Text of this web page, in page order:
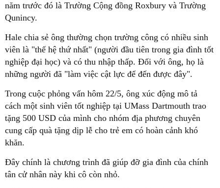
năm trước đó là Trường Cộng đồng Roxbury và Trường
Qunincy.
Hale chia sẻ ông thường chọn trường công có nhiều sinh
viên là "thế hệ thứ nhất" (người đầu tiên trong gia đình tốt
nghiệp đại học) và có thu nhập thấp. Đối với ông, họ là
những người đã "làm việc cật lực để đến được đây".
Trong cuộc phỏng vấn hôm 22/5, ông xúc động mô tả
cách một sinh viên tốt nghiệp tại UMass Dartmouth trao
tặng 500 USD của mình cho nhóm địa phương chuyên
cung cấp quà tặng dịp lễ cho trẻ em có hoàn cảnh khó
khăn.
Đây chính là chương trình đã giúp đỡ gia đình của chính
tân cử nhân này khi cô còn nhỏ.